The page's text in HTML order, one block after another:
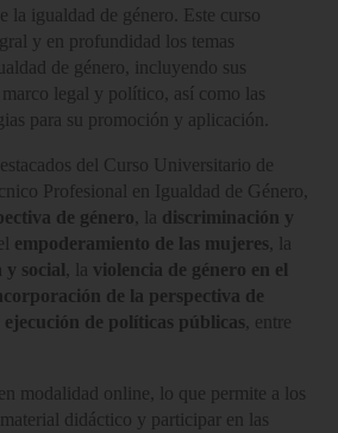
la igualdad de género. Este curso
y en profundidad los temas
de género, incluyendo sus
legal y político, así como las
para su promoción y aplicación.
del Curso Universitario de
Profesional en Igualdad de Género,
de género , la discriminación y
empoderamiento de las mujeres , la
social , la violencia de género en el
de la perspectiva de
ejecución de políticas públicas , entre
modalidad online, lo que permite a los
didáctico y participar en las